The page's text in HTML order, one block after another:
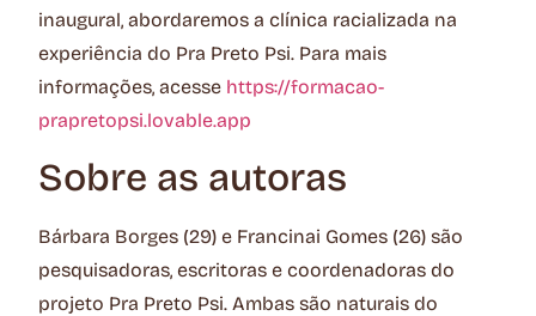
inaugural, abordaremos a clínica racializada na
experiência do Pra Preto Psi. Para mais
informações, acesse https://formacao-
prapretopsi.lovable.app
Sobre as autoras
Bárbara Borges (29) e Francinai Gomes (26) são
pesquisadoras, escritoras e coordenadoras do
projeto Pra Preto Psi. Ambas são naturais do